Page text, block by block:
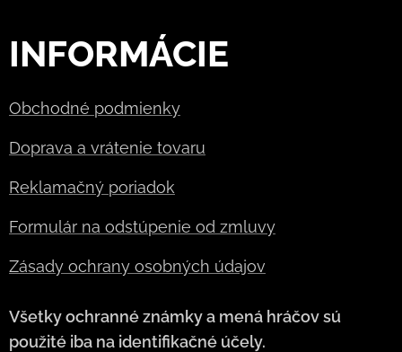
INFORMÁCIE
Obchodné podmienky
Doprava a vrátenie tovaru
Reklamačný poriadok
Formulár na odstúpenie od zmluvy
Zásady ochrany osobných údajov
Všetky ochranné známky a mená hráčov sú
použité iba na identifikačné účely.